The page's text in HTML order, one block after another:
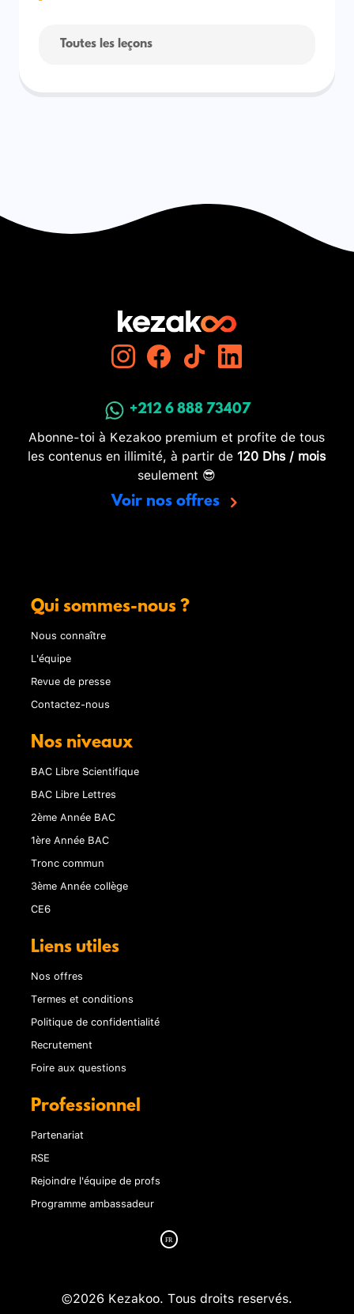
Toutes les leçons
+212 6 888 73407
Abonne-toi à Kezakoo premium et profite de tous
les contenus en illimité, à partir de 120 Dhs / mois
seulement 😎
Voir nos offres
Qui sommes-nous ?
Nous connaître
L'équipe
Revue de presse
Contactez-nous
Nos niveaux
BAC Libre Scientifique
BAC Libre Lettres
2ème Année BAC
1ère Année BAC
Tronc commun
3ème Année collège
CE6
Liens utiles
Nos offres
Termes et conditions
Politique de confidentialité
Recrutement
Foire aux questions
Professionnel
Partenariat
RSE
Rejoindre l'équipe de profs
Programme ambassadeur
©2026 Kezakoo. Tous droits reservés.